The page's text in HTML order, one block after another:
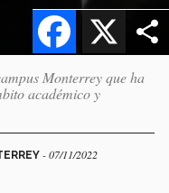
X
Facebook
Monterrey que ha
académico y
- 07/11/2022